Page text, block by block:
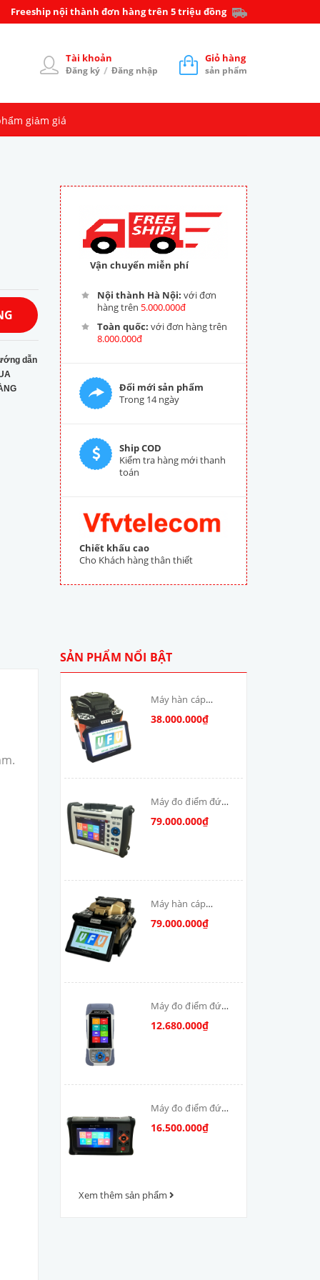
Freeship nội thành đơn hàng trên 5 triệu đồng
Tài khoản
Đăng ký / Đăng nhập
Giỏ hàng
sản phẩm
giảm giá
dẫn
Vận chuyển miễn phí
Nội thành Hà Nội: với đơn
hàng trên 5.000.000đ
Toàn quốc: với đơn hàng trên
8.000.000đ
Đổi mới sản phẩm
Trong 14 ngày
Ship COD
Kiểm tra hàng mới thanh
toán
Chiết khấu cao
Cho Khách hàng thân thiết
SẢN PHẨM NỔI BẬT
Máy hàn cáp
quang T-V6S-MAX
38.000.000₫
Máy đo điểm đứt
cáp quang: DSX-
79.000.000₫
Máy hàn cáp
quang Skycom
79.000.000₫
Máy đo điểm đứt
cáp quang OTDR-
12.680.000₫
Máy đo điểm đứt
cáp quang OTDR
16.500.000₫
Xem thêm sản phẩm